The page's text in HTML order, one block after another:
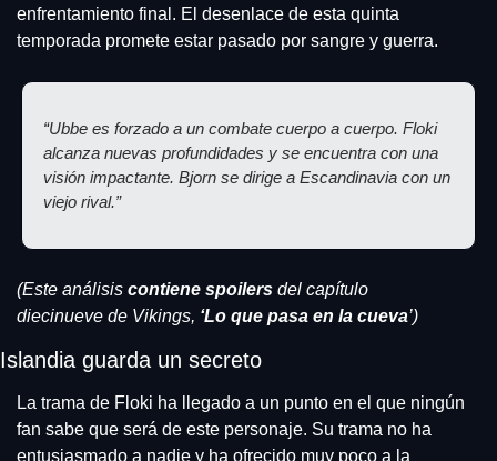
enfrentamiento final. El desenlace de esta quinta
temporada promete estar pasado por sangre y guerra.
“Ubbe es forzado a un combate cuerpo a cuerpo. Floki
alcanza nuevas profundidades y se encuentra con una
visión impactante. Bjorn se dirige a Escandinavia con un
viejo rival.”
(Este análisis contiene spoilers del capítulo
diecinueve de Vikings, ‘Lo que pasa en la cueva’)
Islandia guarda un secreto
La trama de Floki ha llegado a un punto en el que ningún
fan sabe que será de este personaje. Su trama no ha
entusiasmado a nadie y ha ofrecido muy poco a la